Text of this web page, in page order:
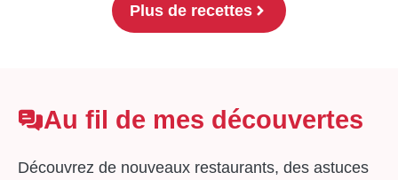
Plus de recettes
Au fil de mes découvertes
Découvrez de nouveaux restaurants, des astuces